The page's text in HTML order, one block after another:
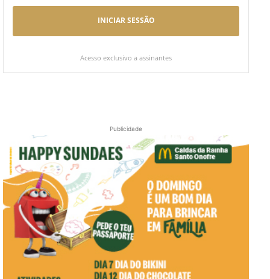
INICIAR SESSÃO
Acesso exclusivo a assinantes
Publicidade